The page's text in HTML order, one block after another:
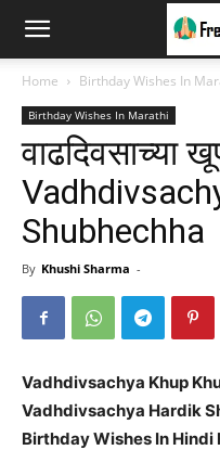
Home Birthday Wishes In
Birthday Wishes In Marathi
वाढदिवसाच्या
Shubhechha
By Khushi Sharma -
Vadhdivsachya Khup
Vadhdivsachya Hardik
Birthday Wishes In Hindi